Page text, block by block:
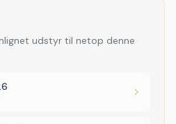
udstyr til netop denne